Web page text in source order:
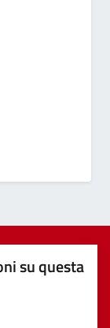
su questa